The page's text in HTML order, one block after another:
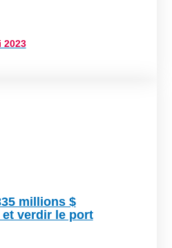
2023
millions $
verdir le port